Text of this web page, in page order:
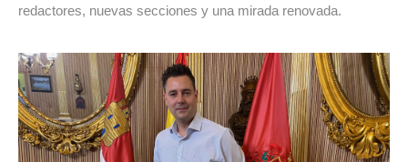
redactores, nuevas secciones y una mirada renovada.